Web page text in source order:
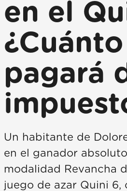
en el
¿Cuánto
pagará
Un habitante de
en el ganador
modalidad Revancha
juego de azar Quini 6,